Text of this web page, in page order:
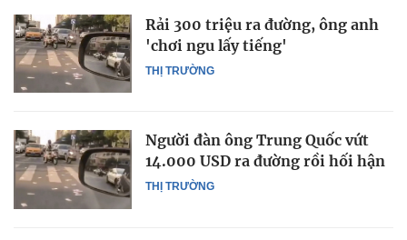
THỊ TRƯỜNG
Rải 300 triệu ra đường, ông anh
'chơi ngu lấy tiếng'
THỊ TRƯỜNG
Người đàn ông Trung Quốc vứt
14.000 USD ra đường rồi hối hận